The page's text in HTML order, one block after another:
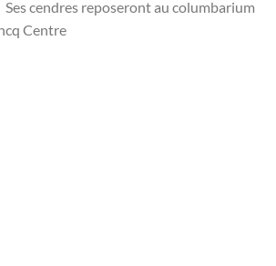
Ses cendres reposeront au columbarium
Centre